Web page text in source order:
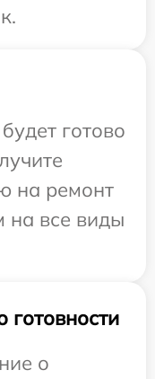
готово
на ремонт
на все виды
о